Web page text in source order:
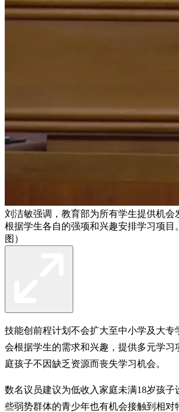
刘洁敏强调，教育部为所有学生提供机会
根据学生各自的强项和兴趣安排学习项目
图）
技能创前程计划不会扩大至中小学及大专
会根据学生的需求和兴趣，提供多元学习
庭孩子不因缺乏资源而丧失学习机会。
数名议员建议为低收入家庭未满18岁孩子
些弱势群体的青少年也有机会接触到相对